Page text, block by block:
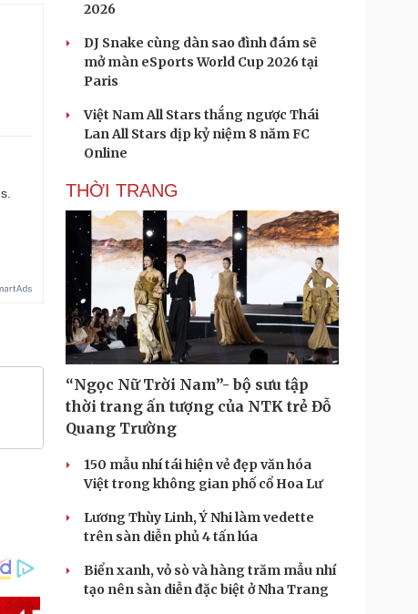
2026
DJ Snake cùng dàn sao đình đám sẽ
mở màn eSports World Cup 2026 tại
Paris
Việt Nam All Stars thắng ngược Thái
Lan All Stars dịp kỷ niệm 8 năm FC
Online
THỜI TRANG
“Ngọc Nữ Trời Nam”- bộ sưu tập
thời trang ấn tượng của NTK trẻ Đỗ
Quang Trường
150 mẫu nhí tái hiện vẻ đẹp văn hóa
Việt trong không gian phố cổ Hoa Lư
Lương Thùy Linh, Ý Nhi làm vedette
trên sàn diễn phủ 4 tấn lúa
Biển xanh, vỏ sò và hàng trăm mẫu nhí
tạo nên sàn diễn đặc biệt ở Nha Trang